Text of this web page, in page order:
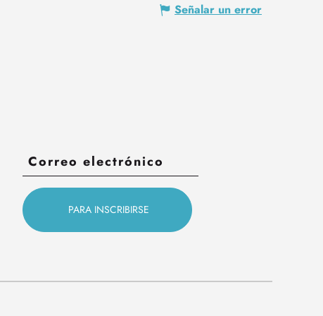
Señalar un error